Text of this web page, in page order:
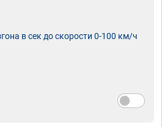
в сек до скорости 0-100 км/ч